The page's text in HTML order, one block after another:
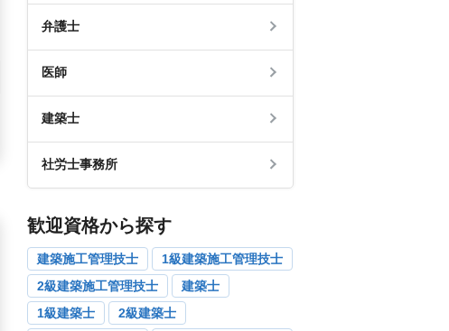
弁護士
医師
建築士
社労士事務所
歓迎資格から探す
建築施工管理技士
1級建築施工管理技士
2級建築施工管理技士
建築士
1級建築士
2級建築士